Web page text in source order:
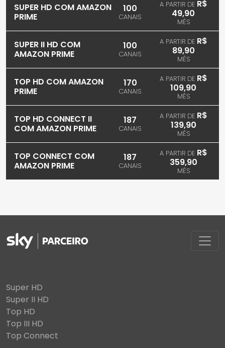
SUPER HD COM AMAZON
PRIME
100
CANAIS
A PARTIR DE R$
49,90
MÊS
SUPER II HD COM
AMAZON PRIME
100
CANAIS
A PARTIR DE R$
89,90
MÊS
TOP HD COM AMAZON
PRIME
170
CANAIS
A PARTIR DE R$
109,90
MÊS
TOP HD CONNECT II
COM AMAZON PRIME
187
CANAIS
A PARTIR DE R$
139,90
MÊS
TOP CONNECT COM
AMAZON PRIME
187
CANAIS
A PARTIR DE R$
359,90
MÊS
Super HD
Super II HD
Top HD
Top III HD
Top Connect